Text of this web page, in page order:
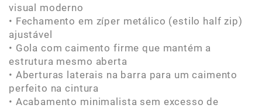
visual moderno
• Fechamento em zíper metálico (estilo half zip)
ajustável
• Gola com caimento firme que mantém a
estrutura mesmo aberta
• Aberturas laterais na barra para um caimento
perfeito na cintura
• Acabamento minimalista sem excesso de